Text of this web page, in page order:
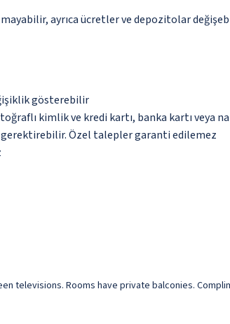
ayrıca ücretler ve depozitolar
gösterebilir
kimlik ve kredi kartı, banka kartı veya
gerektirebilir. Özel talepler garanti edilemez
televisions. Rooms have private balconies.